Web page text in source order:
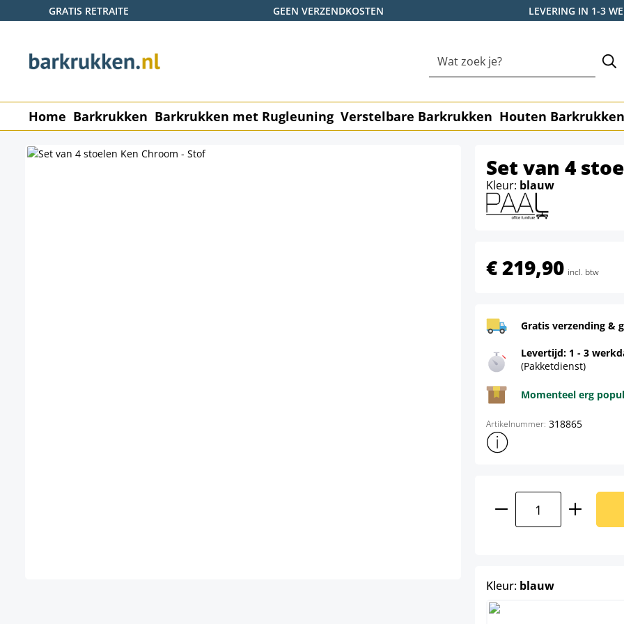
de hoofdinhoud
Ga naar de zoekopdracht
Ga naar de hoofdnavigatie
GRATIS RETRAITE GEEN VERZENDKOSTEN LEVERING IN 1-3
Home Barkrukken Barkrukken met Rugleuning Verstelbare Barkrukken Houten Barkrukken
Set van 4
Kleur: blauw
€ 219,90 incl. btw
Gratis verzending &
Levertijd: 1 - 3
(Pakketdienst)
Momenteel erg
Artikelnummer: 318865
Toon meer productinformatie
Kleur: blauwselect